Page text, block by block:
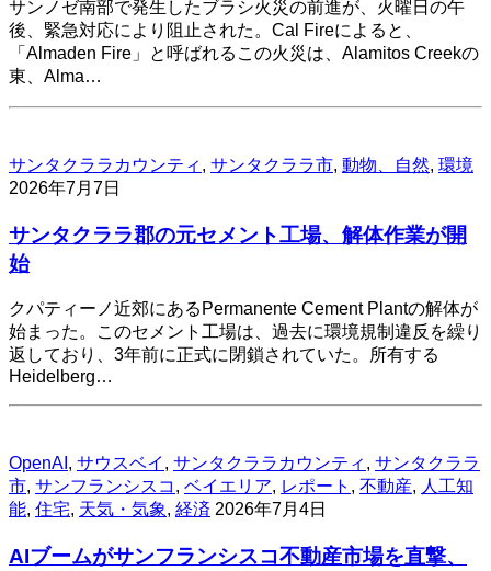
サンノゼ南部で発生したブラシ火災の前進が、火曜日の午
後、緊急対応により阻止された。Cal Fireによると、
「Almaden Fire」と呼ばれるこの火災は、Alamitos Creekの
東、Alma…
サンタクララカウンティ , サンタクララ市, 動物、自然, 環境
2026年7月7日
サンタクララ郡の元セメント工場、解体作業が開
始
クパティーノ近郊にあるPermanente Cement Plantの解体が
始まった。このセメント工場は、過去に環境規制違反を繰り
返しており、3年前に正式に閉鎖されていた。所有する
Heidelberg…
OpenAI , サウスベイ , サンタクララカウンティ , サンタクララ
市, サンフランシスコ , ベイエリア, レポート , 不動産, 人工知
能, 住宅, 天気・気象, 経済 2026年7月4日
AIブームがサンフランシスコ不動産市場を直撃、